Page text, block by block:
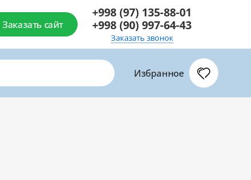
Заказать сайт
+998 (97) 135-88-01
+998 (90) 997-64-43
Заказать звонок
Избранное